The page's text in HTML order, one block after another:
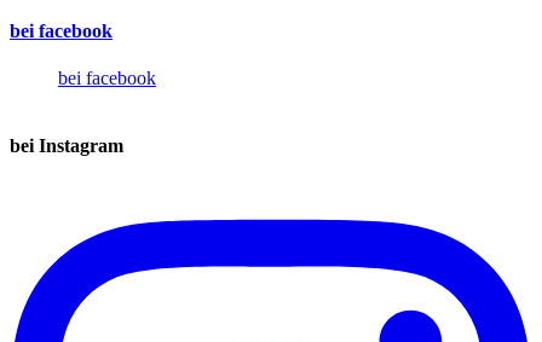
bei facebook
bei facebook
bei Instagram